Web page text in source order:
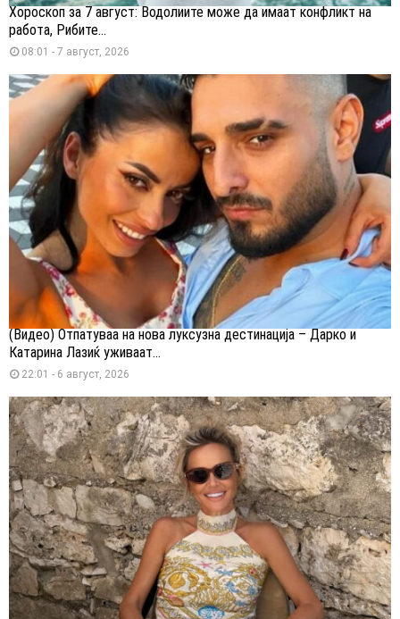
Хороскоп за 7 август: Водолиите може да имаат конфликт на
работа, Рибите...
08:01 - 7 август, 2026
(Видео) Отпатуваа на нова луксузна дестинација – Дарко и
Катарина Лазиќ уживаат...
22:01 - 6 август, 2026